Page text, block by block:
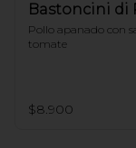
Bastoncini di
Pollo apanado con
tomate
$8.900